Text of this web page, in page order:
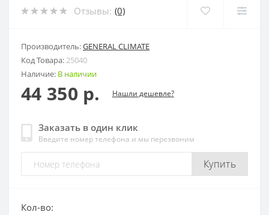
Отзывы: (0)
Производитель:GENERAL CLIMATE
Код Товара:25040
Наличие: В наличии
44 350 р. Нашли дешевле?
Заказать в один клик
Введите номер телефона и мы перезвоним
Купить
Кол-во: